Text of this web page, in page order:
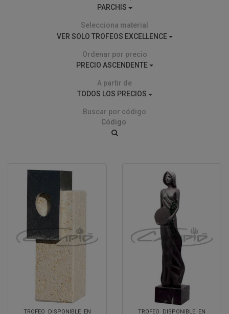
PARCHIS
Selecciona material
VER SOLO TROFEOS EXCELLENCE
Ordenar por precio
PRECIO ASCENDENTE
A partir de
TODOS LOS PRECIOS
Buscar por código
TROFEO DISPONIBLE EN
TROFEO DISPONIBLE EN